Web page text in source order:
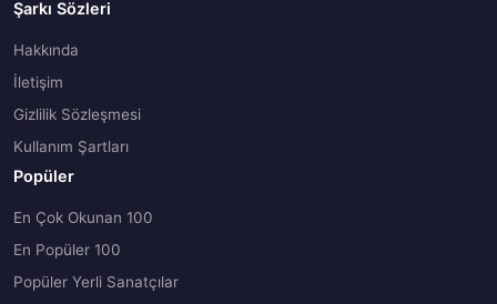
Şarkı Sözleri
Hakkında
İletişim
Gizlilik Sözleşmesi
Kullanım Şartları
Popüler
En Çok Okunan 100
En Popüler 100
Popüler Yerli Sanatçılar